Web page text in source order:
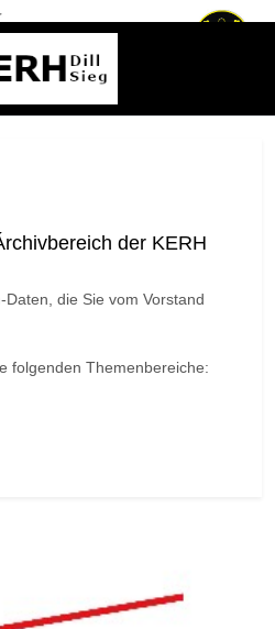
der KERH
die Sie vom Vorstand
folgenden Themenbereiche: